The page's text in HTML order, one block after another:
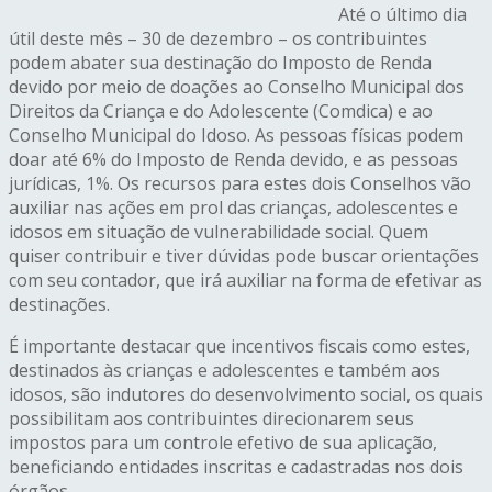
Até o último dia
útil deste mês – 30 de dezembro – os contribuintes
podem abater sua destinação do Imposto de Renda
devido por meio de doações ao Conselho Municipal dos
Direitos da Criança e do Adolescente (Comdica) e ao
Conselho Municipal do Idoso. As pessoas físicas podem
doar até 6% do Imposto de Renda devido, e as pessoas
jurídicas, 1%. Os recursos para estes dois Conselhos vão
auxiliar nas ações em prol das crianças, adolescentes e
idosos em situação de vulnerabilidade social. Quem
quiser contribuir e tiver dúvidas pode buscar orientações
com seu contador, que irá auxiliar na forma de efetivar as
destinações.
É importante destacar que incentivos fiscais como estes,
destinados às crianças e adolescentes e também aos
idosos, são indutores do desenvolvimento social, os quais
possibilitam aos contribuintes direcionarem seus
impostos para um controle efetivo de sua aplicação,
beneficiando entidades inscritas e cadastradas nos dois